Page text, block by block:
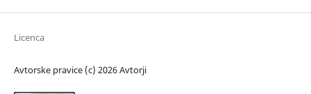
Licenca
Avtorske pravice (c) 2026 Avtorji